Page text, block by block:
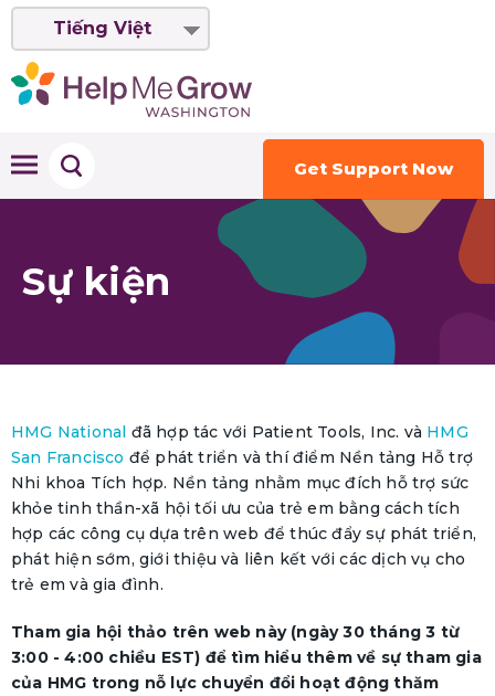
Tiếng Việt
Get Support Now
Sự kiện
HMG National đã hợp tác với Patient Tools, Inc. và HMG
San Francisco để phát triển và thí điểm Nền tảng Hỗ trợ
Nhi khoa Tích hợp. Nền tảng nhằm mục đích hỗ trợ sức
khỏe tinh thần-xã hội tối ưu của trẻ em bằng cách tích
hợp các công cụ dựa trên web để thúc đẩy sự phát triển,
phát hiện sớm, giới thiệu và liên kết với các dịch vụ cho
trẻ em và gia đình.
Tham gia hội thảo trên web này (ngày 30 tháng 3 từ
3:00 - 4:00 chiều EST) để tìm hiểu thêm về sự tham gia
của HMG trong nỗ lực chuyển đổi hoạt động thăm